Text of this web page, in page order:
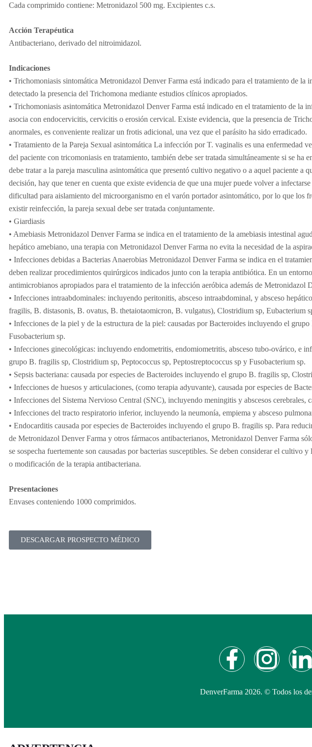
Cada comprimido contiene: Metronidazol 500 mg. Excipientes c.s.
Acción Terapéutica
Antibacteriano, derivado del nitroimidazol.
Indicaciones
• Trichomoniasis sintomática Metronidazol Denver Farma está indicado para el tratamiento de la
detectado la presencia del Trichomona mediante estudios clínicos apropiados.
• Trichomoniasis asintomática Metronidazol Denver Farma está indicado en el tratamiento de la
asocia con endocervicitis, cervicitis o erosión cervical. Existe evidencia, que la presencia de
anormales, es conveniente realizar un frotis adicional, una vez que el parásito ha sido erradicado.
• Tratamiento de la Pareja Sexual asintomática La infección por T. vaginalis es una enfermedad
del paciente con tricomoniasis en tratamiento, también debe ser tratada simultáneamente si se
debe tratar a la pareja masculina asintomática que presentó cultivo negativo o a aquel paciente
decisión, hay que tener en cuenta que existe evidencia de que una mujer puede volver a
dificultad para aislamiento del microorganismo en el varón portador asintomático, por lo que los
existir reinfección, la pareja sexual debe ser tratada conjuntamente.
• Giardiasis
• Amebiasis Metronidazol Denver Farma se indica en el tratamiento de la amebiasis intestinal
hepático amebiano, una terapia con Metronidazol Denver Farma no evita la necesidad de la
• Infecciones debidas a Bacterias Anaerobias Metronidazol Denver Farma se indica en el
deben realizar procedimientos quirúrgicos indicados junto con la terapia antibiótica. En un
antimicrobianos apropiados para el tratamiento de la infección aeróbica además de Metronidazol
• Infecciones intraabdominales: incluyendo peritonitis, absceso intraabdominal, y absceso
fragilis, B. distasonis, B. ovatus, B. thetaiotaomicron, B. vulgatus), Clostridium sp, Eubacterium
• Infecciones de la piel y de la estructura de la piel: causadas por Bacteroides incluyendo el
Fusobacterium sp.
• Infecciones ginecológicas: incluyendo endometritis, endomiometritis, absceso tubo-ovárico, e
grupo B. fragilis sp, Clostridium sp, Peptococcus sp, Peptostreptococcus sp y Fusobacterium sp.
• Sepsis bacteriana: causada por especies de Bacteroides incluyendo el grupo B. fragilis sp,
• Infecciones de huesos y articulaciones, (como terapia adyuvante), causada por especies de
• Infecciones del Sistema Nervioso Central (SNC), incluyendo meningitis y abscesos
• Infecciones del tracto respiratorio inferior, incluyendo la neumonía, empiema y absceso
• Endocarditis causada por especies de Bacteroides incluyendo el grupo B. fragilis sp. Para
de Metronidazol Denver Farma y otros fármacos antibacterianos, Metronidazol Denver Farma
se sospecha fuertemente son causadas por bacterias susceptibles. Se deben considerar el
o modificación de la terapia antibacteriana.
Presentaciones
Envases conteniendo 1000 comprimidos.
DESCARGAR PROSPECTO MÉDICO
DenverFarma 2026. © Todos los